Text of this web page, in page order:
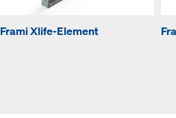
Frami Xlife-Element